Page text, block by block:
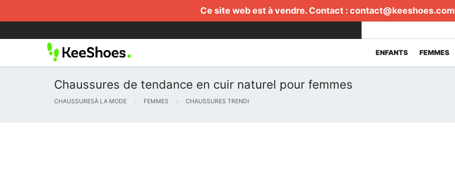
Ce site web est à vendre. Contact : contact@keeshoes.com
ENFANTS FEMMES
Chaussures de tendance en cuir naturel pour femmes
CHAUSSURESÀ LA MODE FEMMES CHAUSSURES TRENDI